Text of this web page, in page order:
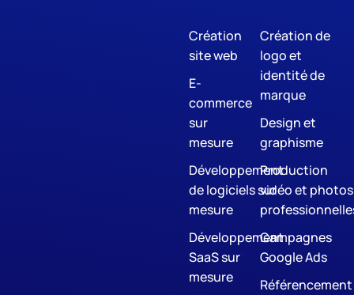
Création
site web
E-
commerce
sur
mesure
Développement
de logiciels sur
mesure
Développement
SaaS sur
mesure
Création de
logo et
identité de
marque
Design et
graphisme
Production
vidéo et photos
Campagnes
Google Ads
Référencement